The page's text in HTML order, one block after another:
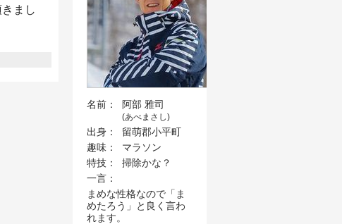
まし
名前： 阿部 雅司
(あべまさし)
出身：
留萌郡小平町
趣味：
マラソン
特技：
掃除かな？
一言：
まめな性格なので「ま
めたろう」と良く言わ
れます。